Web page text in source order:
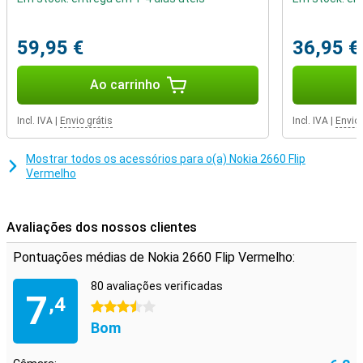
59,95 €
Ao carrinho
Incl. IVA Envio grátis
36,95 €
Incl. IVA
Mostrar todos os acessórios para o(a) Nokia 2660 Flip
Vermelho
Avaliações dos nossos clientes
Pontuações médias de Nokia 2660 Flip Vermelho:
7,4
80 avaliações verificadas
3.5 estrelas
Bom